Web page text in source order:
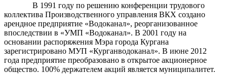
В 1991 году по решению конференции трудового
коллектива Производственного управления ВКХ создано
арендное предприятие «Водоканал», реорганизованное
впоследствии в «УМП «Водоканал». В 2001 году на
основании распоряжения Мэра города Кургана
зарегистрировано МУП «Курганводоканал». В июне 2012
года предприятие преобразовано в открытое акционерное
общество. 100% держателем акций является муниципалитет.